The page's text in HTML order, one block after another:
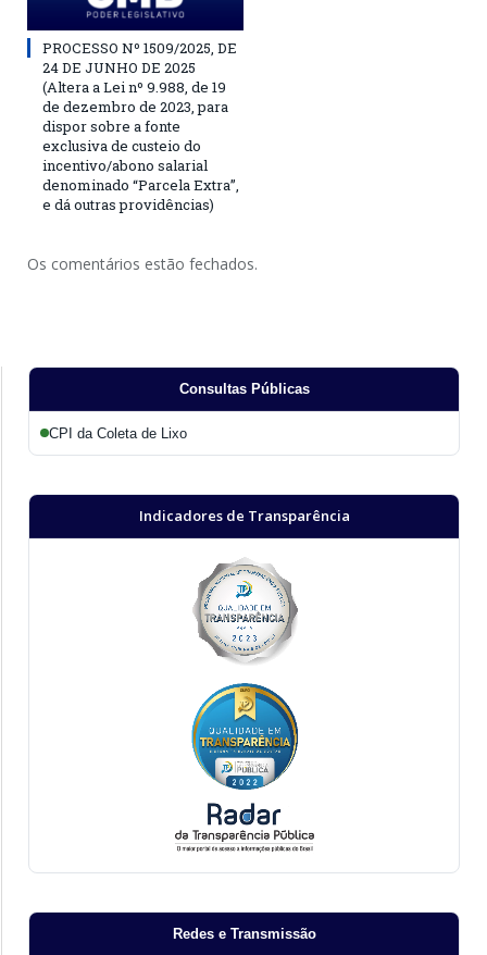
PROCESSO Nº 1509/2025, DE
24 DE JUNHO DE 2025
(Altera a Lei nº 9.988, de 19
de dezembro de 2023, para
dispor sobre a fonte
exclusiva de custeio do
incentivo/abono salarial
denominado “Parcela Extra”,
e dá outras providências)
Os comentários estão fechados.
Consultas Públicas
CPI da Coleta de Lixo
Indicadores de Transparência
Redes e Transmissão